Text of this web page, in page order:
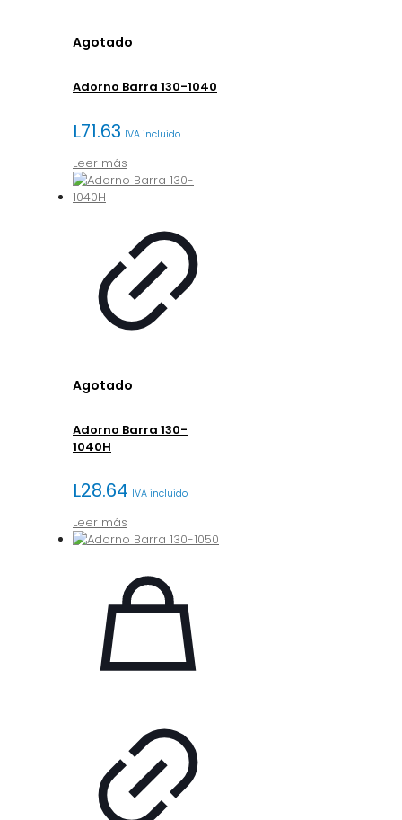
Agotado
Adorno Barra 130-1040
L71.63 IVA incluido
Leer más
Agotado
Adorno Barra 130-
1040H
L28.64 IVA incluido
Leer más